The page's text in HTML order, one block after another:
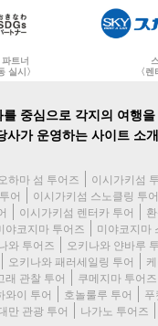
트너
실시〉
〈
를 중심으로 각지의 여행
사가 운영하는 사이트 소개
오하마 섬 투어즈
이시가키섬
어
이시가키섬 스노클링 투어
이시가키섬 렌터카 투어
야코지마 투어즈
미야코지마
와 투어즈
오키나와 얀바루
오키나와 패러세일링 투어
래 관찰 투어 쿠메지마 투어즈
와이 투어 호놀룰루 투어
만 관광 투어 나가노 투어즈